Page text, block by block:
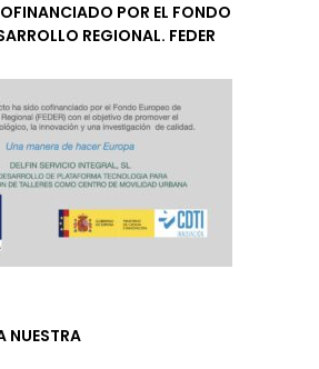
POR EL FONDO
REGIONAL. FEDER
NUESTRA